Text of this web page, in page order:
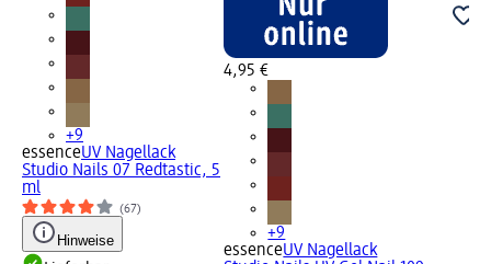
+9
essenceUV Nagellack
Studio Nails 07 Redtastic, 5
ml
(67)
Hinweise
4,95 €
+9
essenceUV Nagellack